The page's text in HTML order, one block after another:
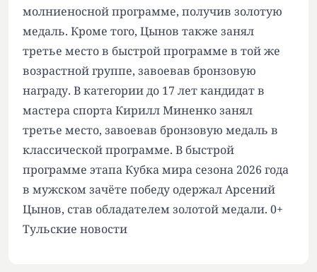
молниеносной программе, получив золотую
медаль. Кроме того, Цынов также занял
третье место в быстрой программе в той же
возрастной группе, завоевав бронзовую
награду. В категории до 17 лет кандидат в
мастера спорта Кирилл Миненко занял
третье место, завоевав бронзовую медаль в
классической программе. В быстрой
программе этапа Кубка мира сезона 2026 года
в мужском зачёте победу одержал Арсений
Цынов, став обладателем золотой медали. 0+
Тульские новости